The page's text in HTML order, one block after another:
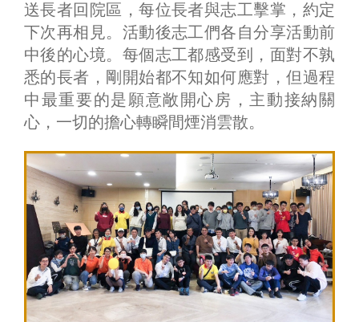
送長者回院區，每位長者與志工擊掌，約定
下次再相見。活動後志工們各自分享活動前
中後的心境。每個志工都感受到，面對不孰
悉的長者，剛開始都不知如何應對，但過程
中最重要的是願意敞開心房，主動接納關
心，一切的擔心轉瞬間煙消雲散。